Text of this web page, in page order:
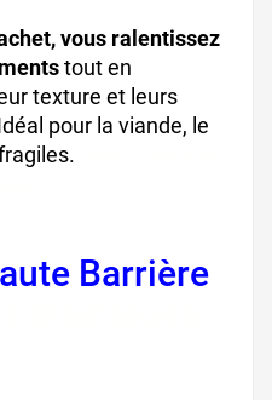
vous ralentissez
tout en
texture et leurs
pour la viande, le
Barrière